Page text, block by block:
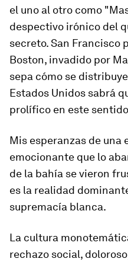
el uno al otro como
despectivo irónico del
secreto. San Francisco
Boston, invadido por
sepa cómo se
Estados Unidos sabrá
prolífico en este
Mis esperanzas de una
emocionante que lo
de la bahía se vieron
es la realidad
supremacía blanca.
La cultura
rechazo social,